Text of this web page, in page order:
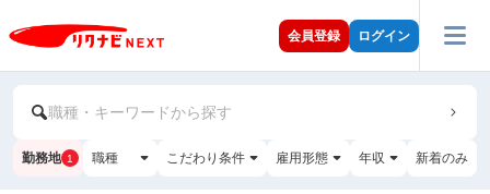
会員登録 ログイン
職種・キーワードから探す
勤務地 1 職種 こだわり条件 雇用形態 年収 新着のみ